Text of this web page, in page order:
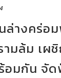
ล่างคร่อ
ามล้ม เ
อมกัน จัด